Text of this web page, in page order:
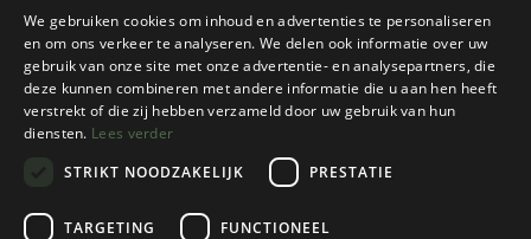
We gebruiken cookies om inhoud en advertenties te personaliseren
en om ons verkeer te analyseren. We delen ook informatie over uw
gebruik van onze site met onze advertentie- en analysepartners, die
deze kunnen combineren met andere informatie die u aan hen heeft
verstrekt of die zij hebben verzameld door uw gebruik van hun
diensten. Lees verder
STRIKT NOODZAKELIJK
PRESTATIE
TARGETING FUNCTIONEEL